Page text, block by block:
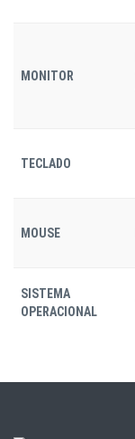
MONITOR
TECLADO
MOUSE
SISTEMA
OPERACIONAL